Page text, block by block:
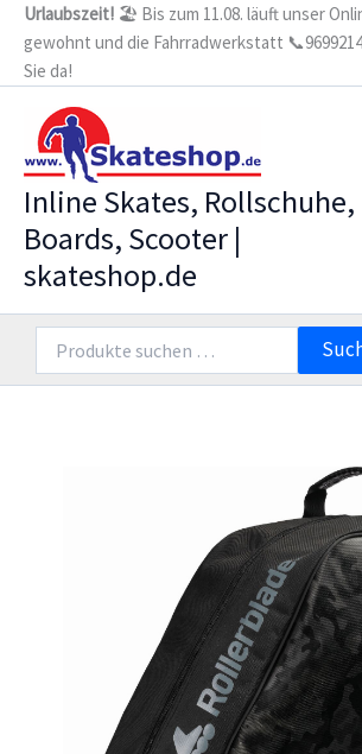
Zum
Inhalt
springen
Urlaubszeit! 🏖️ Bis zum 11.08. läuft unser
gewohnt und die Fahrradwerkstatt
Sie da!
Inline Skates, Rollschuhe,
Boards, Scooter |
skateshop.de
nach:
Skates
Bag
schwarz
Menge